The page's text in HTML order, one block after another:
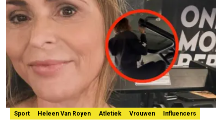
Sport Heleen Van Royen Atletiek Vrouwen Influencers